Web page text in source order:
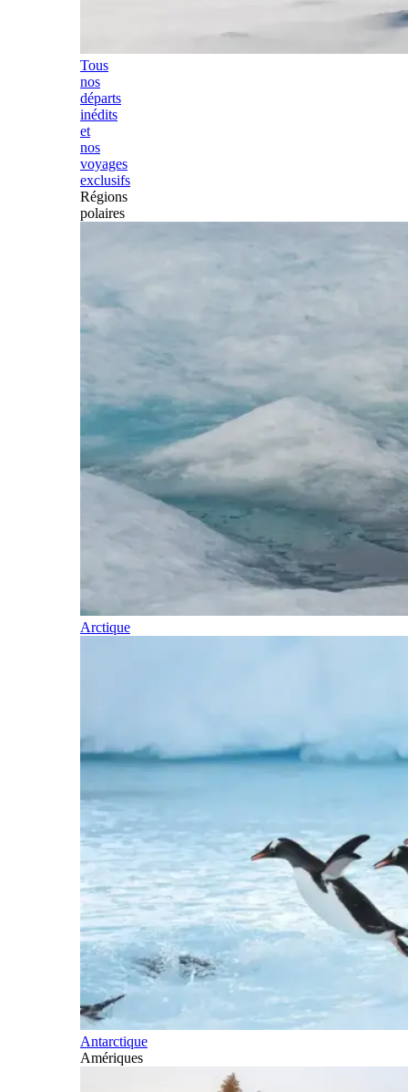
Tous
nos
départs
inédits
et
nos
voyages
exclusifs
Régions
polaires
Arctique
Antarctique
Amériques